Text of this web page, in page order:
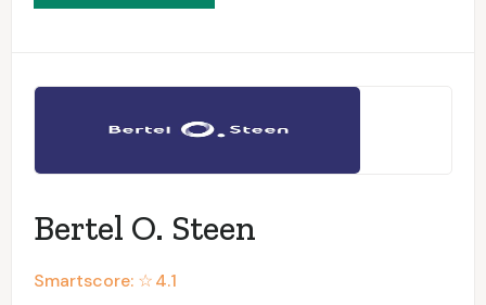
Bertel O. Steen
Smartscore: ☆4.1